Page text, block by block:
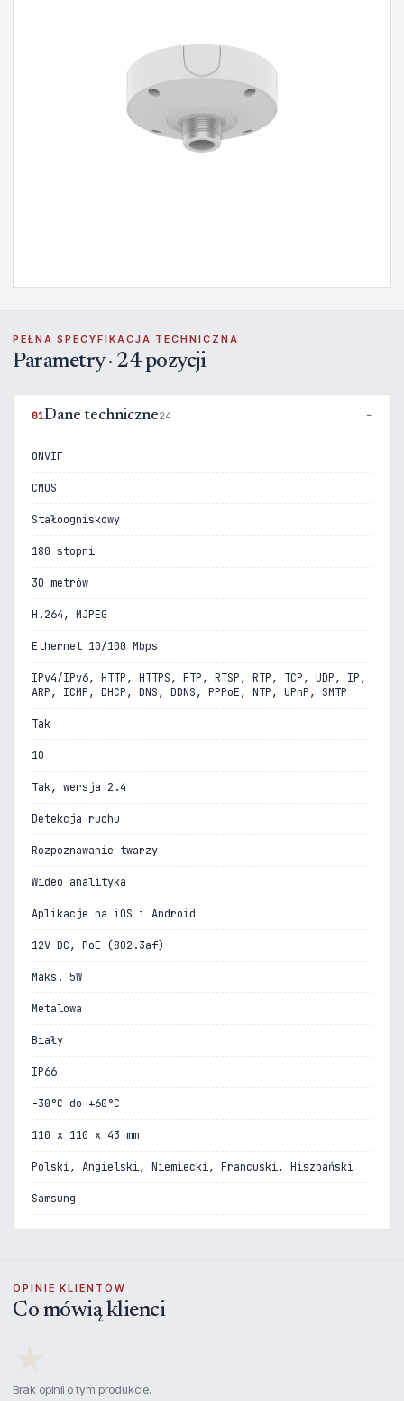
PEŁNA SPECYFIKACJA TECHNICZNA
Parametry · 24 pozycji
01Dane techniczne24
ONVIF
CMOS
Stałoogniskowy
180 stopni
30 metrów
H.264, MJPEG
Ethernet 10/100 Mbps
IPv4/IPv6, HTTP, HTTPS, FTP, RTSP, RTP, TCP, UDP, IP,
ARP, ICMP, DHCP, DNS, DDNS, PPPoE, NTP, UPnP, SMTP
Tak
10
Tak, wersja 2.4
Detekcja ruchu
Rozpoznawanie twarzy
Wideo analityka
Aplikacje na iOS i Android
12V DC, PoE (802.3af)
Maks. 5W
Metalowa
Biały
IP66
-30°C do +60°C
110 x 110 x 43 mm
Polski, Angielski, Niemiecki, Francuski, Hiszpański
Samsung
OPINIE KLIENTÓW
Co mówią klienci
Brak opinii o tym produkcie.